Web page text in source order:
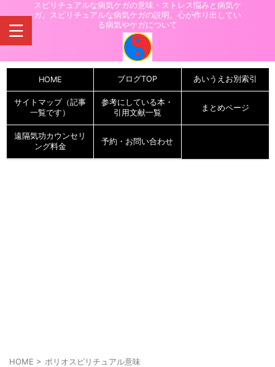
スピリチュアルな病気ケガの意味・ストレス悩みと病気ケ
ガ。スピリチュアルな病気ケガの説明。心が作り出してい
る病気やケガについて
HOME ブログTOP あいうえお別索引
サイトマップ（記事
一覧です）
参考にしている本・
引用文献一覧
まとめページ
遠隔気功カウンセリ
ング料金
予約・お問い合わせ
HOME > ポリオスピリチュアル意味